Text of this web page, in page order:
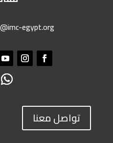
egypt.org
تواصل معنا